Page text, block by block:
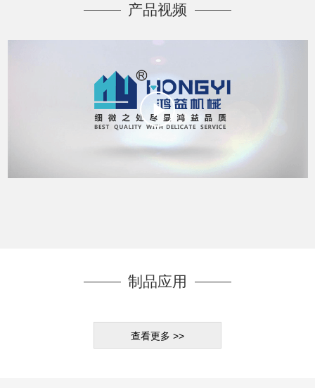
产品视频
Play
Video
制品应用
查看更多 >>